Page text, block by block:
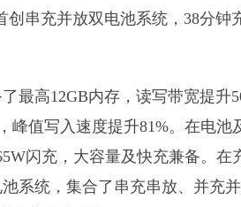
最高12GB内存，读写带宽提升
峰值写入速度提升81%。在电池
闪充，大容量及快充兼备。在
系统，集合了串充串放、并充